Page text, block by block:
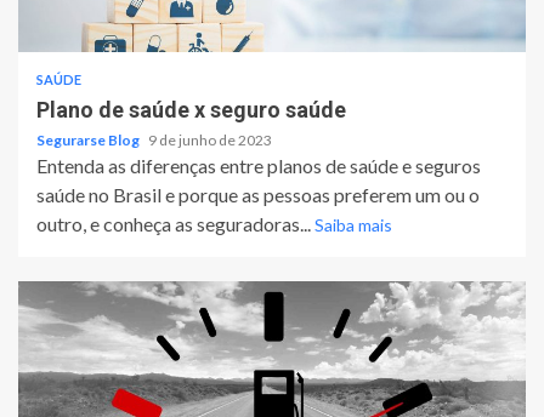
SAÚDE
Plano de saúde x seguro saúde
Segurarse Blog 9 de junho de 2023
Entenda as diferenças entre planos de saúde e seguros
saúde no Brasil e porque as pessoas preferem um ou o
outro, e conheça as seguradoras...Saiba mais